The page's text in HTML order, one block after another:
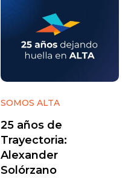
SOMOS ALTA
25 años de
Trayectoria:
Alexander
Solórzano